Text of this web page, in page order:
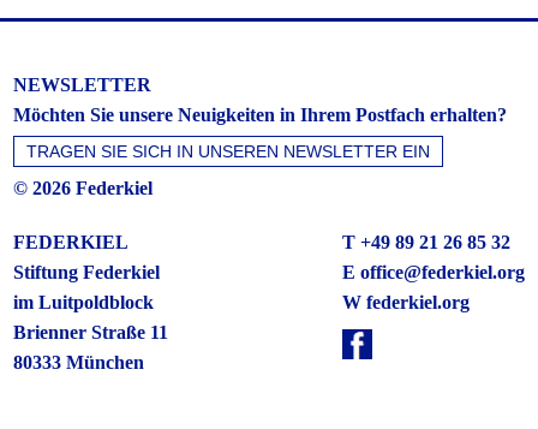
NEWSLETTER
Möchten Sie unsere Neuigkeiten in Ihrem Postfach erhalten?
© 2026 Federkiel
FEDERKIEL
Stiftung Federkiel
im Luitpoldblock
Brienner Straße 11
80333 München
T +49 89 21 26 85 32
E office@federkiel.org
W federkiel.org